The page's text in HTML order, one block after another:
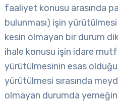
faaliyet konusu arasında
bulunması) işin
kesin olmayan bir durum
ihale konusu işin idare
yürütülmesinin esas olduğu
yürütülmesi sırasında
olmayan durumda